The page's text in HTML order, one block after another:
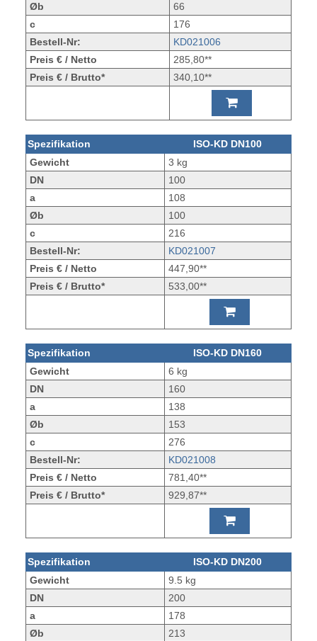
Øb
66
c
176
Bestell-Nr:
KD021006
Preis € / Netto
285,80**
Preis € / Brutto*
340,10**
Spezifikation
ISO-KD DN100
Gewicht
3 kg
DN
100
a
108
Øb
100
c
216
Bestell-Nr:
KD021007
Preis € / Netto
447,90**
Preis € / Brutto*
533,00**
Spezifikation
ISO-KD DN160
Gewicht
6 kg
DN
160
a
138
Øb
153
c
276
Bestell-Nr:
KD021008
Preis € / Netto
781,40**
Preis € / Brutto*
929,87**
Spezifikation
ISO-KD DN200
Gewicht
9.5 kg
DN
200
a
178
Øb
213